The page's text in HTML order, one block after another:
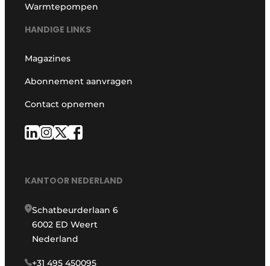
Warmtepompen
HANDIGE LINKS
Magazines
Abonnement aanvragen
Contact opnemen
KANTOOR NEDERLAND
Schatbeurderlaan 6
6002 ED Weert
Nederland
+31 495 450095